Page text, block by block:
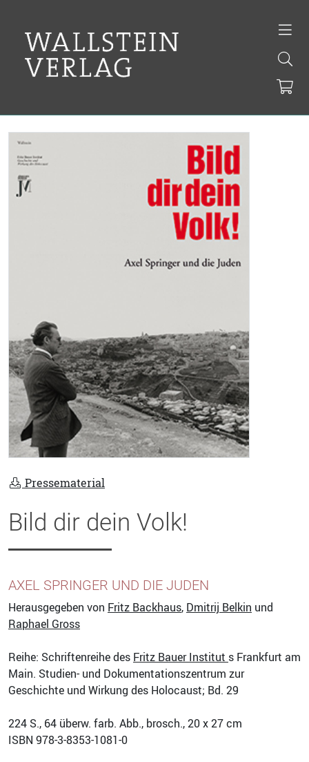
Pressematerial
Bild dir dein Volk!
AXEL SPRINGER UND DIE JUDEN
Herausgegeben von Fritz Backhaus, Dmitrij Belkin und
Raphael Gross
Reihe: Schriftenreihe des Fritz Bauer Institut s Frankfurt am
Main. Studien- und Dokumentationszentrum zur
Geschichte und Wirkung des Holocaust; Bd. 29
224 S., 64 überw. farb. Abb., brosch., 20 x 27 cm
ISBN 978-3-8353-1081-0